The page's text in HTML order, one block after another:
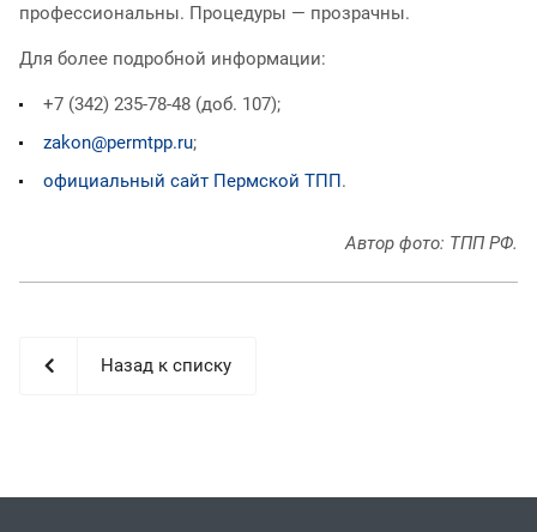
профессиональны. Процедуры — прозрачны.
Для более подробной информации:
+7 (342) 235-78-48 (доб. 107);
zakon@permtpp.ru;
официальный сайт Пермской ТПП.
Автор фото: ТПП РФ.
Назад к списку